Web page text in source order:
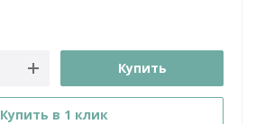
Купить
Купить в 1 клик